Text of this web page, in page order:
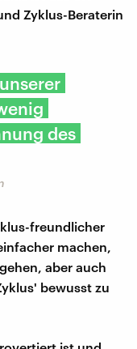
Zyklus-Beraterin
des
freundlicher
machen,
aber auch
bewusst zu